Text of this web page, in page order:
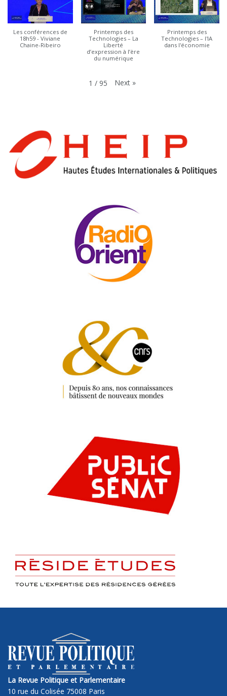
Les conférences de
18h59 - Viviane
Chaine-Ribeiro
Printemps des
Technologies – La
Liberté
d’expression à l’ère
du numérique
Printemps des
Technologies – l'IA
dans l'économie
1 / 95 Next »
La Revue Politique et Parlementaire
10 rue du Colisée 75008 Paris